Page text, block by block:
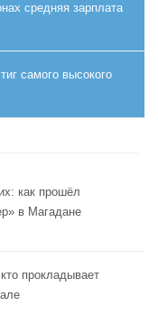
средняя зарплата
самого высокого
как прошёл
в Магадане
прокладывает